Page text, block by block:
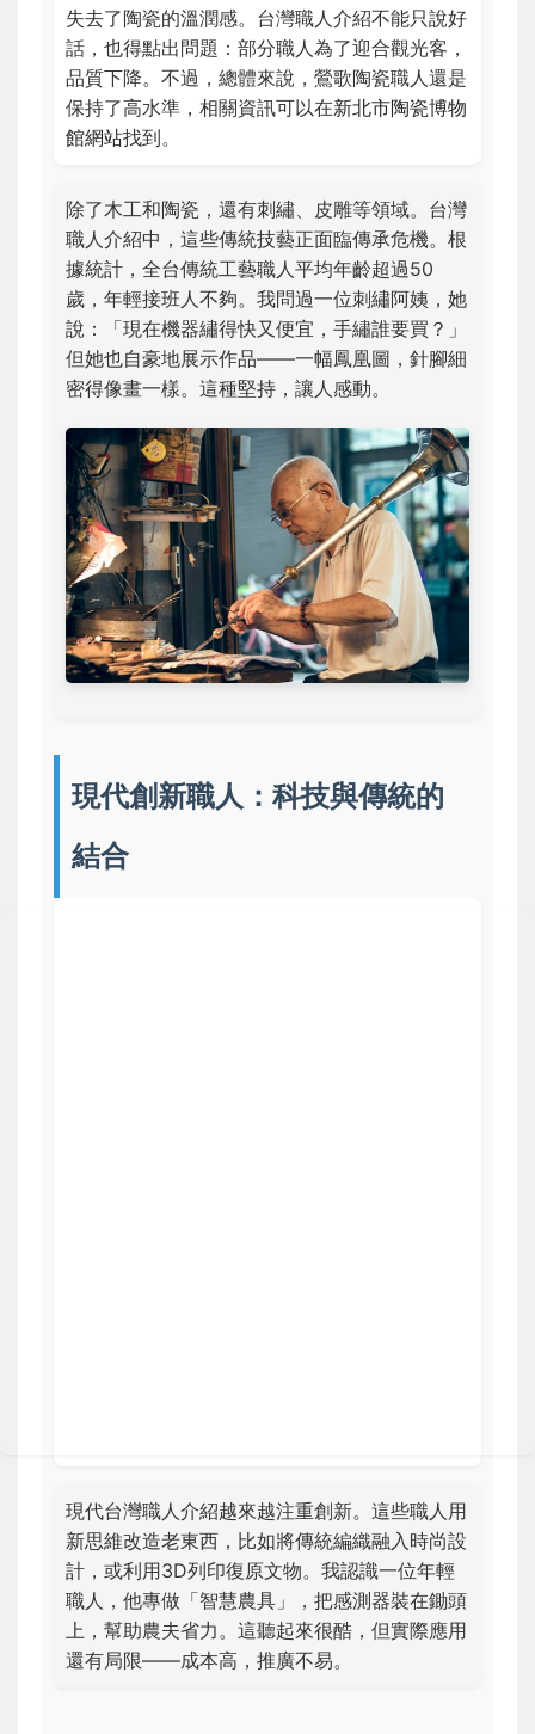
失去了陶瓷的溫潤感。台灣職人介紹不能只說好
話，也得點出問題：部分職人為了迎合觀光客，
品質下降。不過，總體來說，鶯歌陶瓷職人還是
保持了高水準，相關資訊可以在新北市陶瓷博物
館網站找到。
除了木工和陶瓷，還有刺繡、皮雕等領域。台灣
職人介紹中，這些傳統技藝正面臨傳承危機。根
據統計，全台傳統工藝職人平均年齡超過50
歲，年輕接班人不夠。我問過一位刺繡阿姨，她
說：「現在機器繡得快又便宜，手繡誰要買？」
但她也自豪地展示作品——一幅鳳凰圖，針腳細
密得像畫一樣。這種堅持，讓人感動。
現代創新職人：科技與傳統的
結合
現代台灣職人介紹越來越注重創新。這些職人用
新思維改造老東西，比如將傳統編織融入時尚設
計，或利用3D列印復原文物。我認識一位年輕
職人，他專做「智慧農具」，把感測器裝在鋤頭
上，幫助農夫省力。這聽起來很酷，但實際應用
還有局限——成本高，推廣不易。